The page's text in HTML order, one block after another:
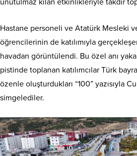
unutulmaz kılan etkinlikleriyle takdir
Hastane personeli ve Atatürk Mesleki
öğrencilerinin de katılımıyla
havadan görüntülendi. Bu özel anı
pistinde toplanan katılımcılar Türk
özenle oluşturdukları “100” yazısıyla
simgelediler.